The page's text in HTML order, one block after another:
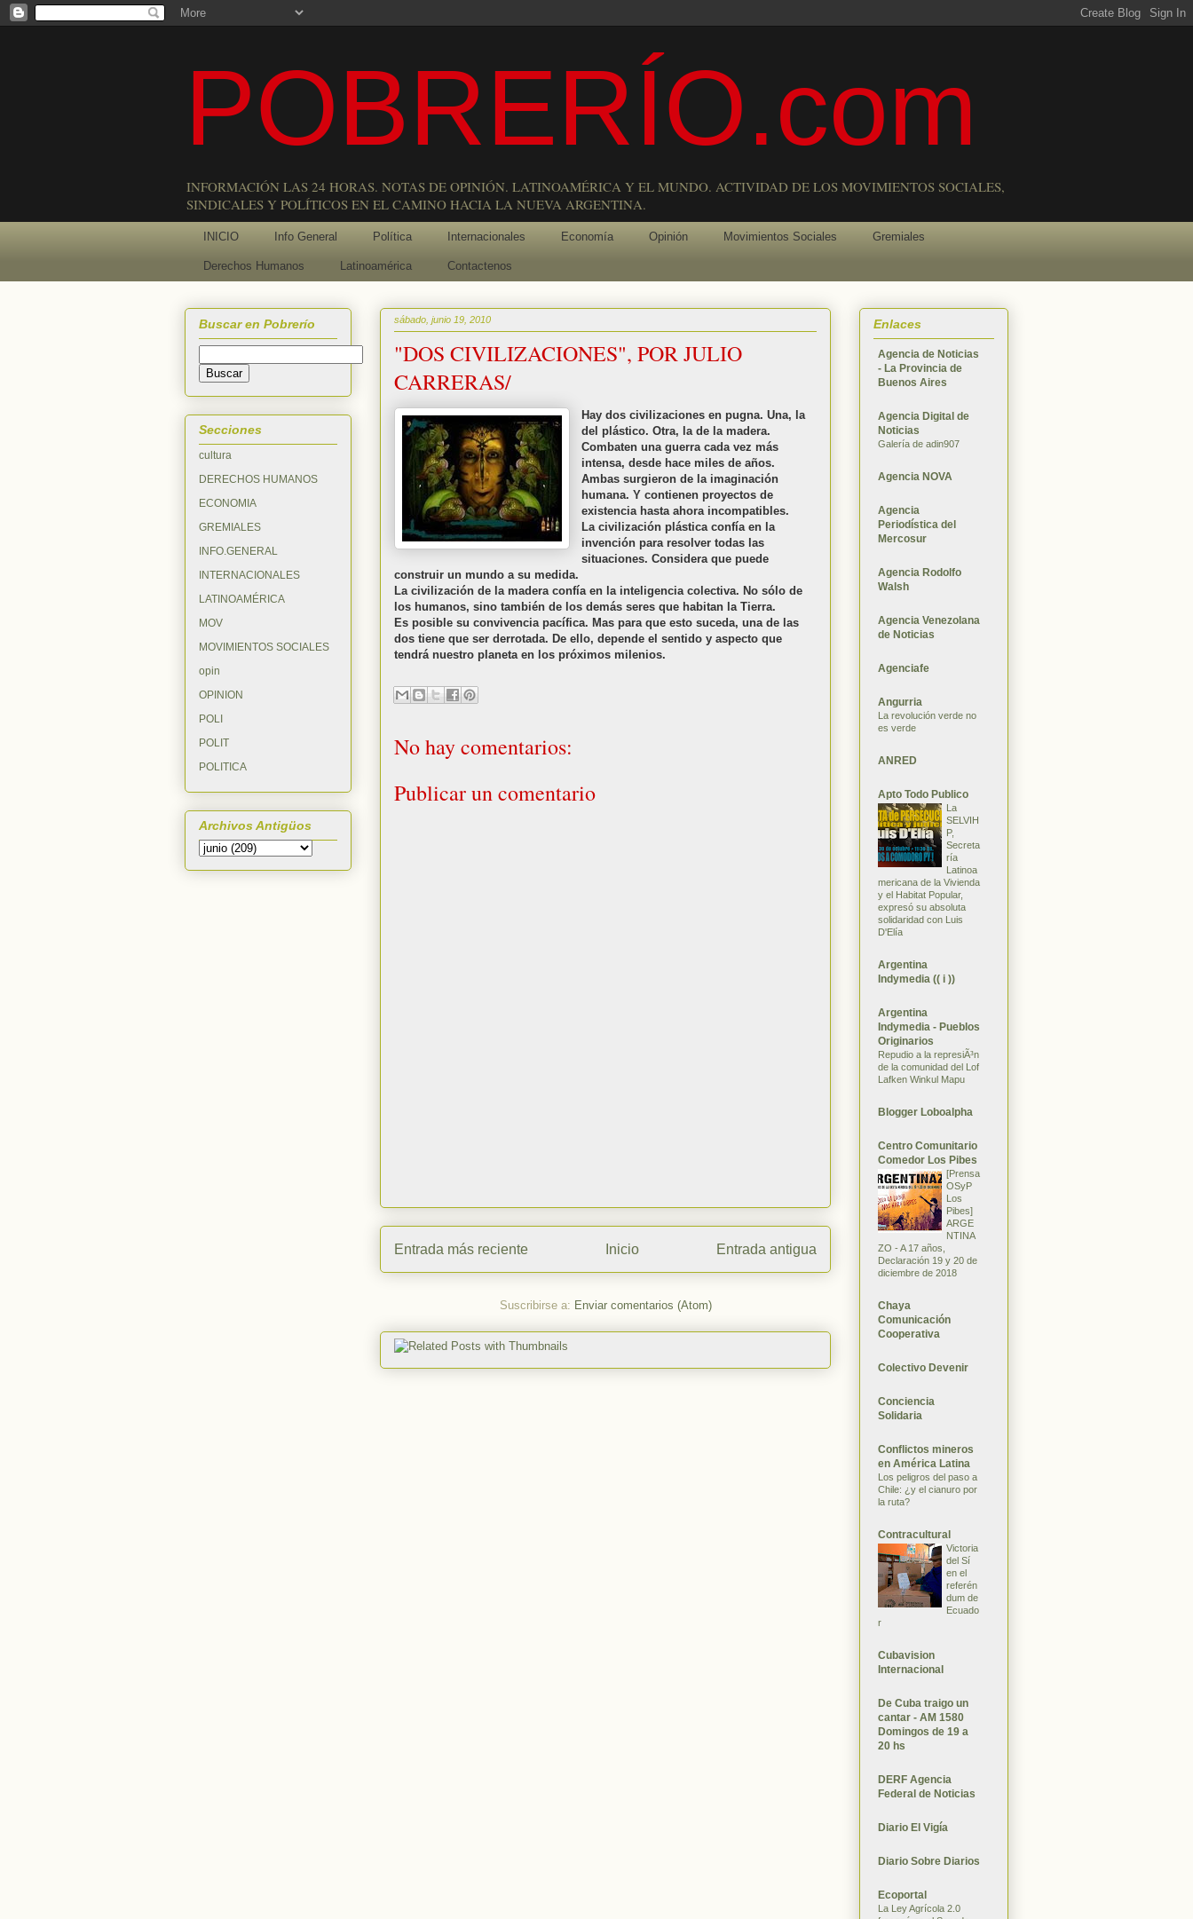
POBRERÍO.com
INFORMACIÓN LAS 24 HORAS. NOTAS DE OPINIÓN. LATINOAMÉRICA Y EL MUNDO. ACTIVIDAD DE LOS MOVIMIENTOS SOCIALES,
SINDICALES Y POLÍTICOS EN EL CAMINO HACIA LA NUEVA ARGENTINA.
INICIO Info General Política Internacionales Economía Opinión Movimientos Sociales Gremiales
Derechos Humanos Latinoamérica Contactenos
sábado, junio 19, 2010
"DOS CIVILIZACIONES", POR JULIO
CARRERAS/
Hay dos civilizaciones en pugna. Una, la
del plástico. Otra, la de la madera.
Combaten una guerra cada vez más
intensa, desde hace miles de años.
Ambas surgieron de la imaginación
humana. Y contienen proyectos de
existencia hasta ahora incompatibles.
La civilización plástica confía en la
invención para resolver todas las
situaciones. Considera que puede
construir un mundo a su medida.
La civilización de la madera confía en la inteligencia colectiva. No sólo de
los humanos, sino también de los demás seres que habitan la Tierra.
Es posible su convivencia pacífica. Mas para que esto suceda, una de las
dos tiene que ser derrotada. De ello, depende el sentido y aspecto que
tendrá nuestro planeta en los próximos milenios.
No hay comentarios:
Publicar un comentario
Entrada más reciente Entrada antigua
Inicio
Suscribirse a: Enviar comentarios (Atom)
Buscar en Pobrerío
Secciones
cultura
DERECHOS HUMANOS
ECONOMIA
GREMIALES
INFO.GENERAL
INTERNACIONALES
LATINOAMÉRICA
MOV
MOVIMIENTOS SOCIALES
opin
OPINION
POLI
POLIT
POLITICA
Archivos Antigüos
Enlaces
Agencia de Noticias
- La Provincia de
Buenos Aires
Agencia Digital de
Noticias
Galería de adin907
Agencia NOVA
Agencia
Periodística del
Mercosur
Agencia Rodolfo
Walsh
Agencia Venezolana
de Noticias
Agenciafe
Angurria
La revolución verde no
es verde
ANRED
Apto Todo Publico
La
SELVIH
P,
Secreta
ría
Latinoa
mericana de la Vivienda
y el Habitat Popular,
expresó su absoluta
solidaridad con Luis
D'Elía
Argentina
Indymedia (( i ))
Argentina
Indymedia - Pueblos
Originarios
Repudio a la represiÃ³n
de la comunidad del Lof
Lafken Winkul Mapu
Blogger Loboalpha
Centro Comunitario
Comedor Los Pibes
[Prensa
OSyP
Los
Pibes]
ARGE
NTINA
ZO - A 17 años,
Declaración 19 y 20 de
diciembre de 2018
Chaya
Comunicación
Cooperativa
Colectivo Devenir
Conciencia
Solidaria
Conflictos mineros
en América Latina
Los peligros del paso a
Chile: ¿y el cianuro por
la ruta?
Contracultural
Victoria
del Sí
en el
referén
dum de
Ecuado
r
Cubavision
Internacional
De Cuba traigo un
cantar - AM 1580
Domingos de 19 a
20 hs
DERF Agencia
Federal de Noticias
Diario El Vigía
Diario Sobre Diarios
Ecoportal
La Ley Agrícola 2.0